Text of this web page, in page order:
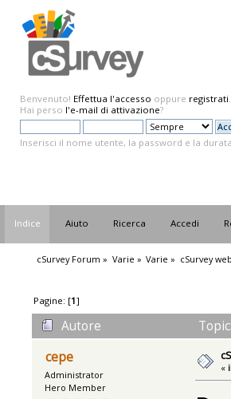
Benvenuto! Effettua l'accesso oppure registrati.
Hai perso l'e-mail di attivazione?
Inserisci il nome utente, la password e la
Indice Aiuto Ricerca Accedi
cSurvey Forum » Varie » Varie » cSurvey
Pagine: [1]
Autore
cepe
Administrator
Hero Member
«